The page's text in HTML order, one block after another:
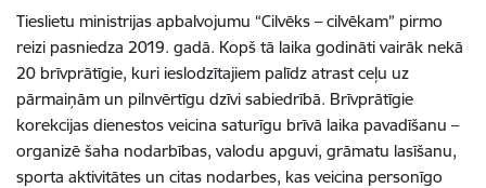
Tieslietu ministrijas apbalvojumu “Cilvēks – cilvēkam” pirmo
reizi pasniedza 2019. gadā. Kopš tā laika godināti vairāk nekā
20 brīvprātīgie, kuri ieslodzītajiem palīdz atrast ceļu uz
pārmaiņām un pilnvērtīgu dzīvi sabiedrībā. Brīvprātīgie
korekcijas dienestos veicina saturīgu brīvā laika pavadīšanu –
organizē šaha nodarbības, valodu apguvi, grāmatu lasīšanu,
sporta aktivitātes un citas nodarbes, kas veicina personīgo